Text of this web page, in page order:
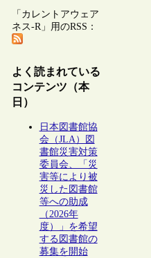
「カレントアウェア
ネス-R」用のRSS：
よく読まれている
コンテンツ（本
日）
日本図書館協
会（JLA）図
書館災害対策
委員会、「災
害等により被
災した図書館
等への助成
（2026年
度）」を希望
する図書館の
募集を開始